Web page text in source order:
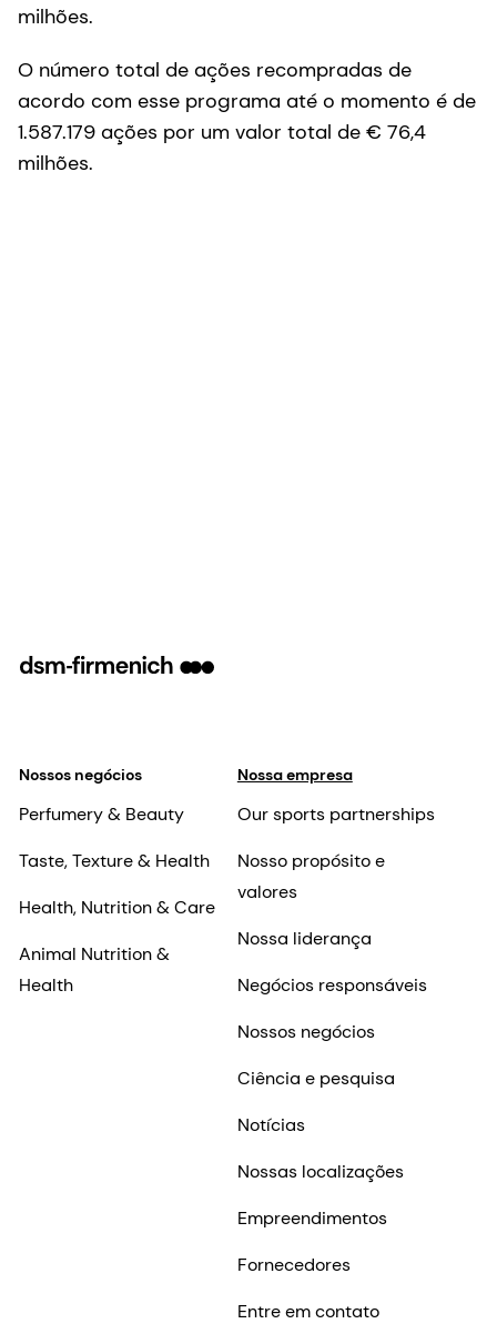
milhões.
O número total de ações recompradas de
acordo com esse programa até o momento é de
1.587.179 ações por um valor total de € 76,4
milhões.
Nossos negócios
Perfumery & Beauty
Taste, Texture & Health
Health, Nutrition & Care
Animal Nutrition &
Health
Nossa empresa
Our sports partnerships
Nosso propósito e
valores
Nossa liderança
Negócios responsáveis
Nossos negócios
Ciência e pesquisa
Notícias
Nossas localizações
Empreendimentos
Fornecedores
Entre em contato